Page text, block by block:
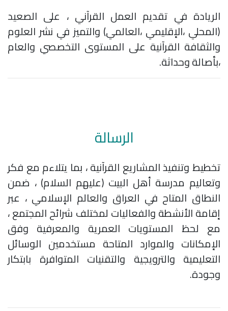
الريادة في تقديم العمل القرآني ، على الصعيد
(المحلي ،الإقليمي ،العالمي) والتميز في نشر العلوم
والثقافة القرآنية على المستوى التخصصي والعام
،بأصالة وحداثة.
الرسالة
تخطيط وتنفيذ المشاريع القرآنية ، بما يتلاءم مع فكر
وتعاليم مدرسة أهل البيت (عليهم السلام) ، ضمن
النطاق المتاح في العراق والعالم الإسلامي ، عبر
إقامة الأنشطة والفعاليات لمختلف شرائح المجتمع ،
مع لحظ المستويات العمرية والمعرفية وفق
الإمكانات والموارد المتاحة مستخدمين الوسائل
التعليمية والترويجية والتقنيات المتوافرة بابتكار
وجودة.